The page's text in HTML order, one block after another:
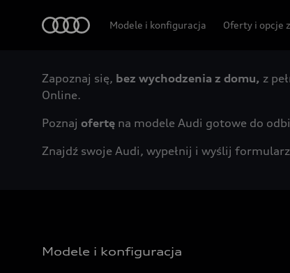
Modele i konfiguracja Oferty i opcje
Zapoznaj się, bez wychodzenia z domu, z
Online.
Poznaj ofertę na modele Audi gotowe do
Znajdź swoje Audi, wypełnij i wyślij
Modele i konfiguracja